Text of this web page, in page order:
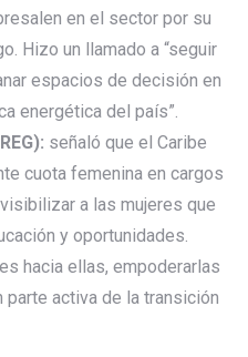
en el sector por su
Hizo un llamado a “seguir
espacios de decisión en
energética del país”.
señaló que el Caribe
cuota femenina en cargos
a las mujeres que
y oportunidades.
hacia ellas, empoderarlas
activa de la transición